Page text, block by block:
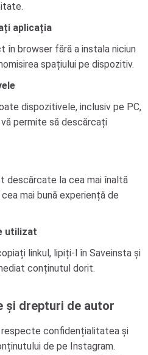
aplicația
în browser fără a instala niciun
spațiului pe dispozitiv.
dispozitivele, inclusiv pe PC,
vă permite să descărcați
descărcate la cea mai înaltă
mai bună experiență de
utilizat
linkul, lipiți-l în Saveinsta și
conținutul dorit.
și drepturi de autor
respecte confidențialitatea și
de pe Instagram.